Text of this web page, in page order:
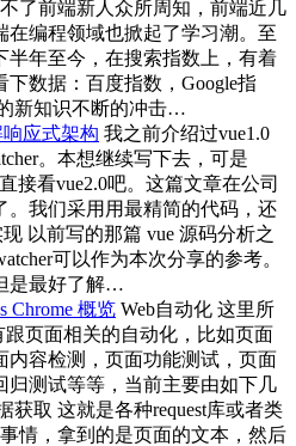
了前端新人 众所周知，前端近几
在编程领域也掀起了学习潮。至
半年至今，在搜索指数上，有着
数据：百度指数，Google指
新知识不断的冲击…
应式架构 我之前介绍过vue1.0
。本想继续写下去，可是
接看vue2.0吧。这篇文章在公司
。我们采用用最精简的代码，还
以前写的那篇 vue 源码分析之
可以作为本次分享的参考。
是最好了解…
Chrome 概览 Web自动化 这里所
跟页面相关的自动化，比如页面
内容检测，页面功能测试，页面
归测试等等，当前主要由如下几
获取 这就是各种request库或者类
情，拿到的是页面的文本，然后